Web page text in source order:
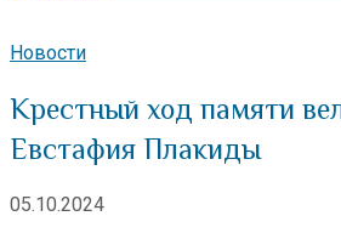
Новости
Крестный ход памяти
Евстафия Плакиды
05.10.2024